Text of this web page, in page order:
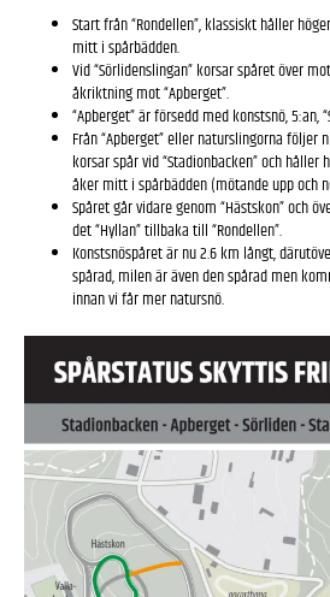
Start från “Rondellen”, klassiskt håller
mitt i spårbädden.
Vid “Sörlidenslingan” korsar spåret över
åkriktning mot “Apberget”.
“Apberget” är försedd med konstsnö, 5:an,
Från “Apberget” eller naturslingorna följer
korsar spår vid “Stadionbacken” och
åker mitt i spårbädden (mötande upp och
Spåret går vidare genom “Hästskon” och
det “Hyllan” tillbaka till “Rondellen”.
Konstsnöspåret är nu 2.6 km långt,
spårad, milen är även den spårad men
innan vi får mer natursnö.